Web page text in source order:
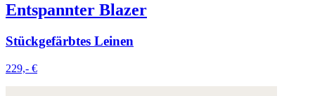
Entspannter Blazer
Stückgefärbtes Leinen
229,- €